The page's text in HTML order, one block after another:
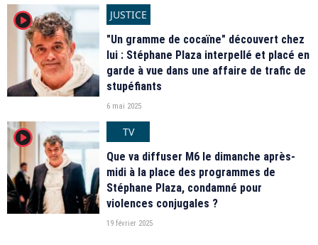
player2
JUSTICE
"Un gramme de cocaïne" découvert chez
lui : Stéphane Plaza interpellé et placé en
garde à vue dans une affaire de trafic de
stupéfiants
6 mai 2025
player2
TV
Que va diffuser M6 le dimanche après-
midi à la place des programmes de
Stéphane Plaza, condamné pour
violences conjugales ?
19 février 2025